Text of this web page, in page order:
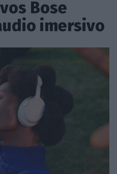
Bose
imersivo